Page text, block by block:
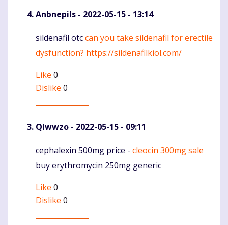
Anbnepils - 2022-05-15 - 13:14
Komentaras
sildenafil otccan you take sildenafil for erectile
dysfunction? https://sildenafilkiol.com/
Like 0
Dislike 0
Qlwwzo - 2022-05-15 - 09:11
Komentaras
cephalexin 500mg price - cleocin 300mg sale
buy erythromycin 250mg generic
Like 0
Dislike 0